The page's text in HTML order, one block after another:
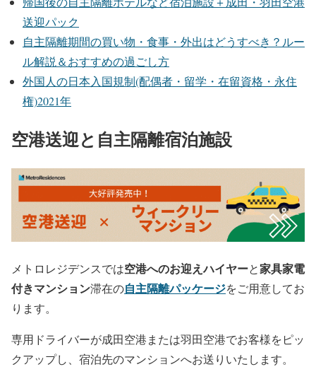
送迎パック
自主隔離期間の買い物・食事・外出はどうすべき？ルー
ル解説＆おすすめの過ごし方
外国人の日本入国規制(配偶者・留学・在留資格・永住
権)2021年
空港送迎と自主隔離宿泊施設
メトロレジデンスでは空港へのお迎えハイヤーと家具家電
付きマンション滞在の自主隔離パッケージをご用意してお
ります。
専用ドライバーが成田空港または羽田空港でお客様をピッ
クアップし、宿泊先のマンションへお送りいたします。